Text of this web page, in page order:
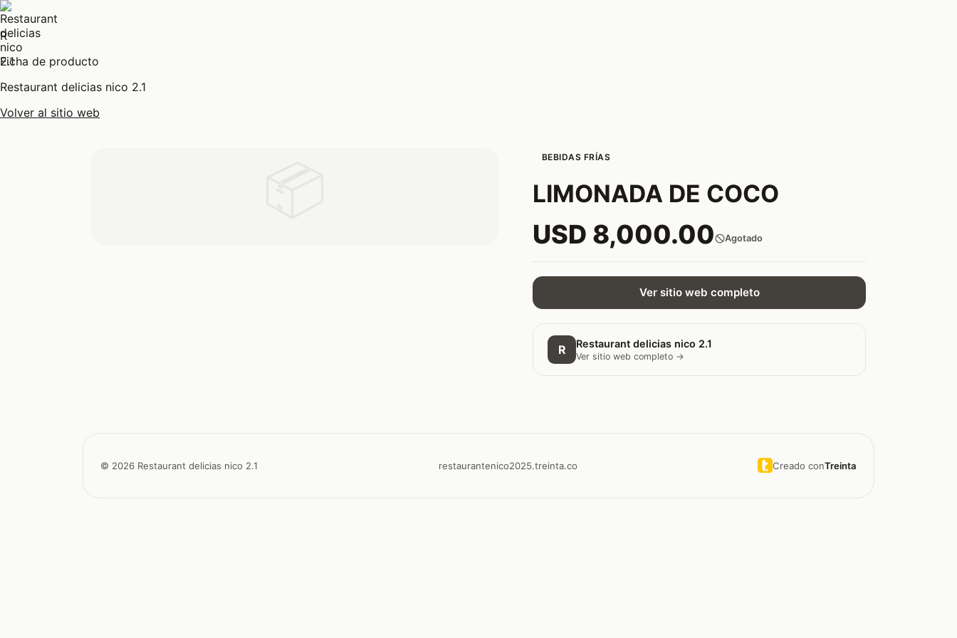
R
Ficha de producto
Restaurant delicias nico 2.1
Volver al sitio web
BEBIDAS FRÍAS
LIMONADA DE COCO
USD 8,000.00 Agotado
Ver sitio web completo
R Restaurant delicias nico 2.1
Ver sitio web completo →
© 2026 Restaurant delicias nico 2.1 restaurantenico2025.treinta.co Creado conTreinta